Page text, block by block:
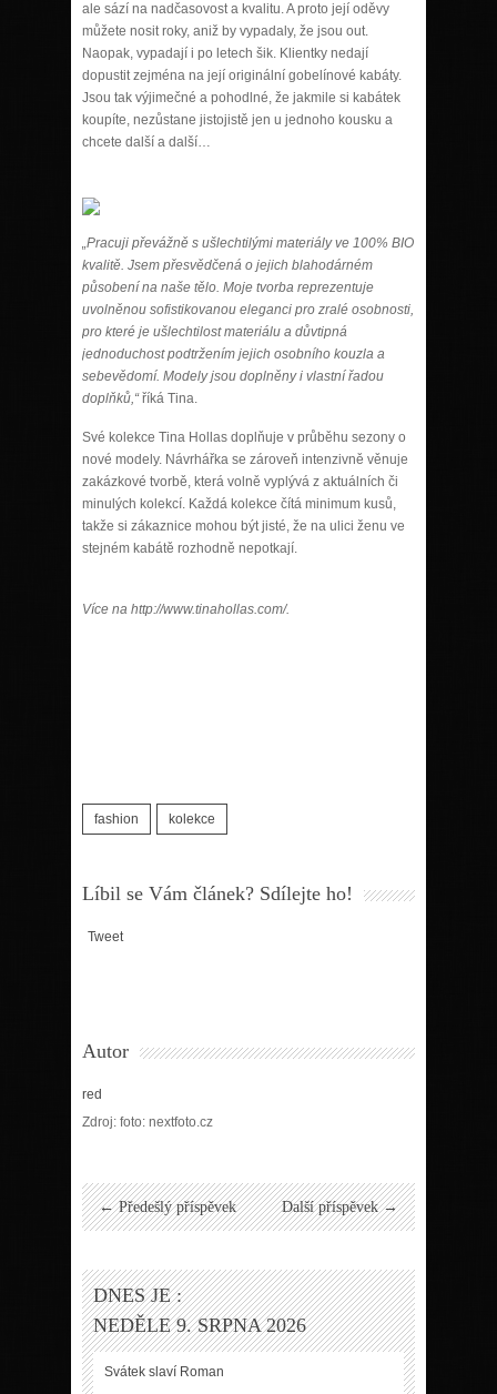
ale sází na nadčasovost a kvalitu. A proto její oděvy
můžete nosit roky, aniž by vypadaly, že jsou out.
Naopak, vypadají i po letech šik. Klientky nedají
dopustit zejména na její originální gobelínové kabáty.
Jsou tak výjimečné a pohodlné, že jakmile si kabátek
koupíte, nezůstane jistojistě jen u jednoho kousku a
chcete další a další…
„Pracuji převážně s ušlechtilými materiály ve 100% BIO
kvalitě. Jsem přesvědčená o jejich blahodárném
působení na naše tělo. Moje tvorba reprezentuje
uvolněnou sofistikovanou eleganci pro zralé osobnosti,
pro které je ušlechtilost materiálu a důvtipná
jednoduchost podtržením jejich osobního kouzla a
sebevědomí. Modely jsou doplněny i vlastní řadou
doplňků,“říká Tina.
Své kolekce Tina Hollas doplňuje v průběhu sezony o
nové modely. Návrhářka se zároveň intenzivně věnuje
zakázkové tvorbě, která volně vyplývá z aktuálních či
minulých kolekcí. Každá kolekce čítá minimum kusů,
takže si zákaznice mohou být jisté, že na ulici ženu ve
stejném kabátě rozhodně nepotkají.
Více na http://www.tinahollas.com/.
fashion kolekce
Líbil se Vám článek? Sdílejte ho!
Tweet
Autor
red
Zdroj: foto: nextfoto.cz
← Předešlý příspěvek Další příspěvek →
DNES JE :
NEDĚLE 9. SRPNA 2026
Svátek slaví Roman